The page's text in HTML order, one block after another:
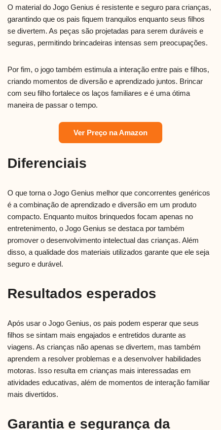
O material do Jogo Genius é resistente e seguro para crianças,
garantindo que os pais fiquem tranquilos enquanto seus filhos
se divertem. As peças são projetadas para serem duráveis e
seguras, permitindo brincadeiras intensas sem preocupações.
Por fim, o jogo também estimula a interação entre pais e filhos,
criando momentos de diversão e aprendizado juntos. Brincar
com seu filho fortalece os laços familiares e é uma ótima
maneira de passar o tempo.
Ver Preço na Amazon
Diferenciais
O que torna o Jogo Genius melhor que concorrentes genéricos
é a combinação de aprendizado e diversão em um produto
compacto. Enquanto muitos brinquedos focam apenas no
entretenimento, o Jogo Genius se destaca por também
promover o desenvolvimento intelectual das crianças. Além
disso, a qualidade dos materiais utilizados garante que ele seja
seguro e durável.
Resultados esperados
Após usar o Jogo Genius, os pais podem esperar que seus
filhos se sintam mais engajados e entretidos durante as
viagens. As crianças não apenas se divertem, mas também
aprendem a resolver problemas e a desenvolver habilidades
motoras. Isso resulta em crianças mais interessadas em
atividades educativas, além de momentos de interação familiar
mais divertidos.
Garantia e segurança da